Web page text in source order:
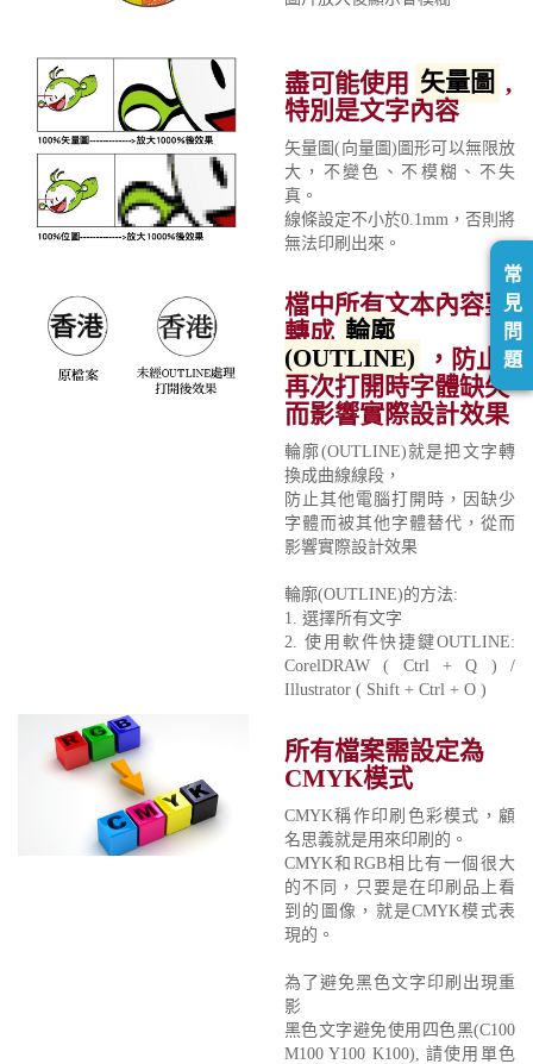
盡可能使用 矢量圖 ,
特別是文字內容
矢量圖(向量圖)圖形可以無限放
大，不變色、不模糊、不失
真。
線條設定不小於0.1mm，否則將
無法印刷出來。
檔中所有文本內容要
轉成 輪廓
(OUTLINE)
，防止
再次打開時字體缺失
而影響實際設計效果
輪廓(OUTLINE)就是把文字轉
換成曲線線段，
防止其他電腦打開時，因缺少
字體而被其他字體替代，從而
影響實際設計效果
輪廓(OUTLINE)的方法:
1. 選擇所有文字
2. 使用軟件快捷鍵OUTLINE:
CorelDRAW ( Ctrl + Q ) /
Illustrator ( Shift + Ctrl + O )
所有檔案需設定為
CMYK模式
CMYK稱作印刷色彩模式，顧
名思義就是用來印刷的。
CMYK和RGB相比有一個很大
的不同，只要是在印刷品上看
到的圖像，就是CMYK模式表
現的。
為了避免黑色文字印刷出現重
影
黑色文字避免使用四色黑(C100
M100 Y100 K100), 請使用單色
常
見
問
題